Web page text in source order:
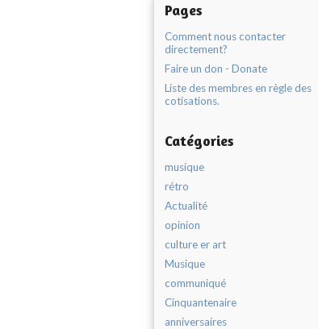
Pages
Comment nous contacter
directement?
Faire un don - Donate
Liste des membres en règle des
cotisations.
Catégories
musique
rétro
Actualité
opinion
culture er art
Musique
communiqué
Cinquantenaire
anniversaires